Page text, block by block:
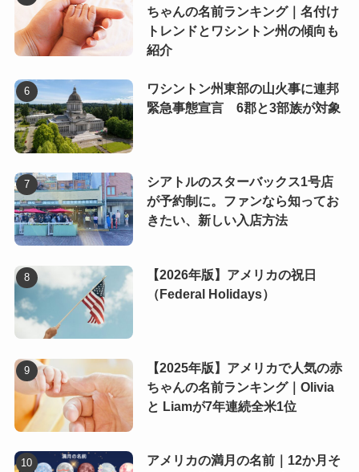
ちゃんの名前ランキング｜名付け
トレンドとワシントン州の傾向も
紹介
ワシントン州東部の山火事に連邦
緊急事態宣言 6郡と3部族が対象
シアトルのスターバックス1号店
が予約制に。ファンなら知ってお
きたい、新しい入店方法
【2026年版】アメリカの祝日
（Federal Holidays）
【2025年版】アメリカで人気の赤
ちゃんの名前ランキング｜Olivia
と Liamが7年連続全米1位
アメリカの満月の名前｜12か月そ